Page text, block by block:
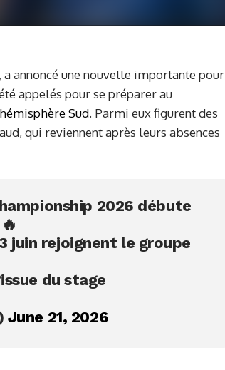
a annoncé une nouvelle importante pour
appelés pour se préparer au
hémisphère Sud. Parmi eux figurent des
qui reviennent après leurs absences
2026 débute
🔥
juin rejoignent le groupe
du stage
June 21, 2026